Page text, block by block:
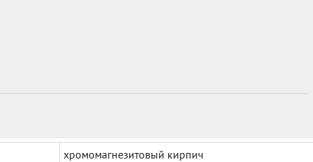
хромомагнезитовый кирпич